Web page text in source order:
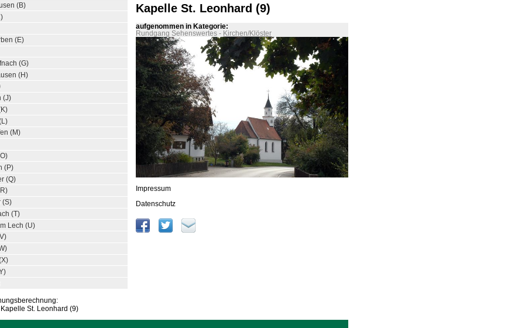
(B)
(E)
(G)
(H)
(J)
(M)
(P)
(Q)
(S)
(T)
Lech (U)
St. Leonhard (9)
Kapelle St. Leonhard (9)
aufgenommen in Kategorie:
Rundgang Sehenswertes - Kirchen/Klöster
Impressum
Datenschutz